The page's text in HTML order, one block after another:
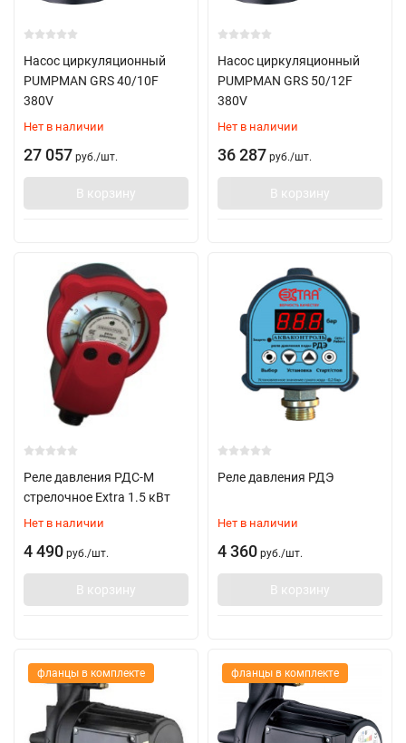
Насос циркуляционный
PUMPMAN GRS 40/10F
380V
Нет в наличии
27 057 руб./шт.
В корзину
Насос циркуляционный
PUMPMAN GRS 50/12F
380V
Нет в наличии
36 287 руб./шт.
В корзину
Реле давления РДС-М
стрелочное Extra 1.5 кВт
Нет в наличии
4 490 руб./шт.
В корзину
Реле давления РДЭ
Нет в наличии
4 360 руб./шт.
В корзину
фланцы в комплекте фланцы в комплекте